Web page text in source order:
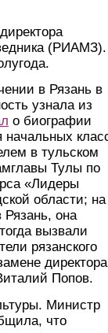
(РИАМЗ).
в Рязань в
узнала из
о биографии
в тульском
Тулы по
«Лидеры
области; на
Рязань, она
вызвали
рязанского
директора
Попов.
Министр
что